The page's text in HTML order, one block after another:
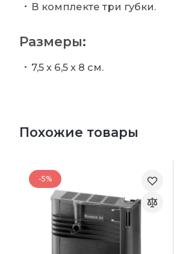
В комплекте три губки.
Размеры:
7,5 x 6,5 x 8 см.
Похожие товары
-5%